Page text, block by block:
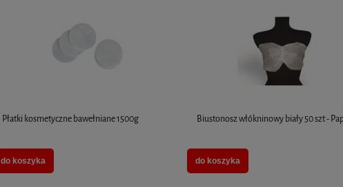
Płatki kosmetyczne bawełniane 1500g
do koszyka
Biustonosz włókninowy biały 50 szt -
do koszyka